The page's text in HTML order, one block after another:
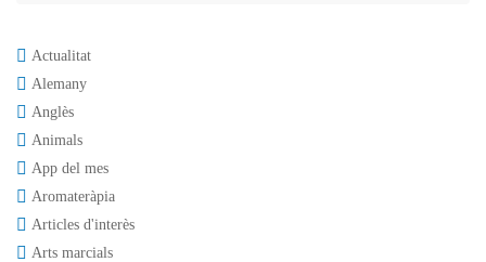
Actualitat
Alemany
Anglès
Animals
App del mes
Aromateràpia
Articles d'interès
Arts marcials